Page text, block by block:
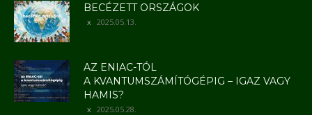
BECÉZETT ORSZÁGOK
2025.05.13.
AZ ENIAC-TÓL
A KVANTUMSZÁMÍTÓGÉPIG – IGAZ VAGY
HAMIS?
2025.05.28.